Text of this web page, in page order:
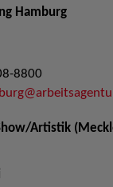
Hamburg
8800
Artistik